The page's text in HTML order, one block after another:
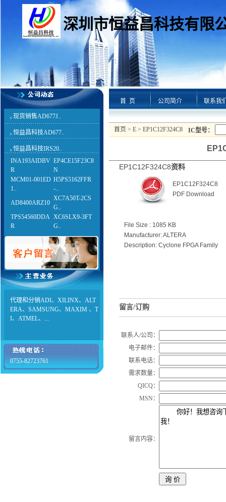
深圳市恒益昌科技有限
g 现货销售AD677J..
g 恒益昌科技AD677..
g 恒益昌科技IRS20..
INA193AIDBV
R
EP4CE15F23C8
N
MCM01-001ED
1..
H5PS5162FFR
-..
AD8400ARZ10
XC7A50T-2CS
G..
TPS54560DDA
R
XC6SLX9-3FT
G..
代理和分销ADI、XILINX、ALT
ERA、SAMSUNG、MAXIM 、T
I、ATMEL、...
0755-82723761
首 页 公司简介 联系我
首页 > E > EP1C12F324C8 IC型号：
EP1C12F324C8资料
EP1C12F324C8
PDF Download
File Size : 1085 KB
Manufacturer: ALTERA
Description: Cyclone FPGA Family
留言/订购
联系人/公司：
电子邮件：
联系电话：
需求数量：
QICQ：
MSN：
留言内容：